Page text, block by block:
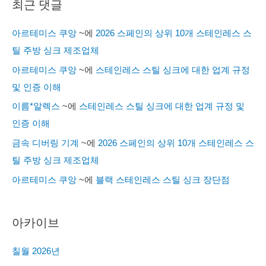
최근 댓글
아르테미스 쿠앙 ~에 2026 스페인의 상위 10개 스테인레스 스
틸 주방 싱크 제조업체
아르테미스 쿠앙 ~에 스테인레스 스틸 싱크에 대한 업계 규정
및 인증 이해
이름*알렉스 ~에 스테인레스 스틸 싱크에 대한 업계 규정 및
인증 이해
금속 디버링 기계 ~에 2026 스페인의 상위 10개 스테인레스 스
틸 주방 싱크 제조업체
아르테미스 쿠앙 ~에 블랙 스테인레스 스틸 싱크 장단점
아카이브
칠월 2026년